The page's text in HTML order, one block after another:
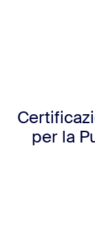
per la